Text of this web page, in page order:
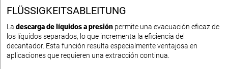
FLÜSSIGKEITSABLEITUNG
La descarga de líquidos a presión permite una evacuación eficaz de
los líquidos separados, lo que incrementa la eficiencia del
decantador. Esta función resulta especialmente ventajosa en
aplicaciones que requieren una extracción continua.